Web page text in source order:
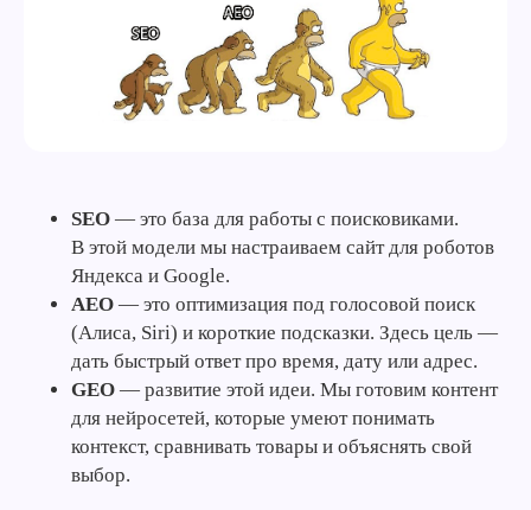
SEO — это база для работы с поисковиками.
В этой модели мы настраиваем сайт для роботов
Яндекса и Google.
AEO — это оптимизация под голосовой поиск
(Алиса, Siri) и короткие подсказки. Здесь цель —
дать быстрый ответ про время, дату или адрес.
GEO — развитие этой идеи. Мы готовим контент
для нейросетей, которые умеют понимать
контекст, сравнивать товары и объяснять свой
выбор.